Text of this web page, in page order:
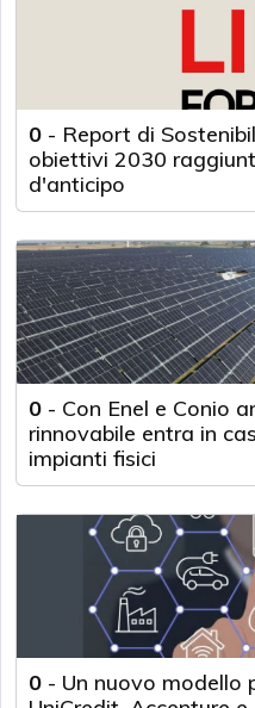
0 - Report di
obiettivi 2030
d'anticipo
0 - Con Enel e Conio
rinnovabile entra in
impianti fisici
0 - Un nuovo modello